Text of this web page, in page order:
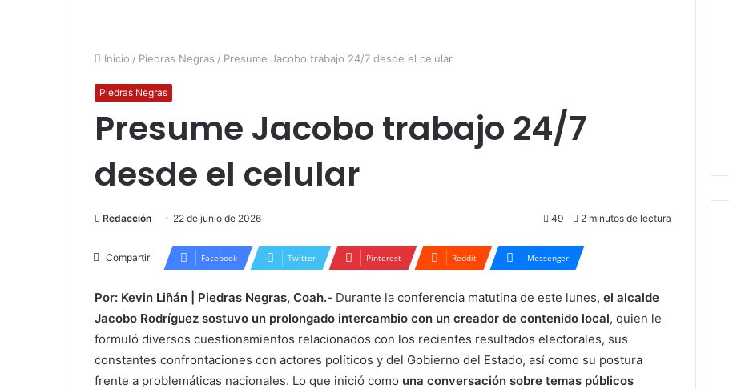
Inicio / Piedras Negras / Presume Jacobo trabajo 24/7 desde el celular
Piedras Negras
Presume Jacobo trabajo 24/7
desde el celular
Redacción 22 de junio de 2026 49 2 minutos de lectura
Compartir Facebook Twitter Pinterest Reddit Messenger
Por: Kevin Liñán | Piedras Negras, Coah.- Durante la conferencia matutina de este lunes, el alcalde
Jacobo Rodríguez sostuvo un prolongado intercambio con un creador de contenido local, quien le
formuló diversos cuestionamientos relacionados con los recientes resultados electorales, sus
constantes confrontaciones con actores políticos y del Gobierno del Estado, así como su postura
frente a problemáticas nacionales. Lo que inició como una conversación sobre temas públicos